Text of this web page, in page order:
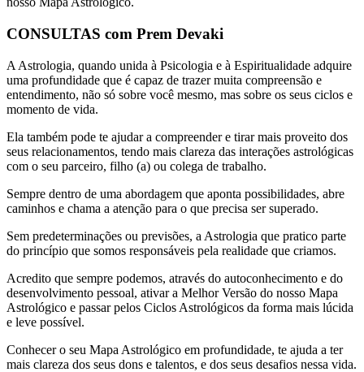
CONSULTAS com Prem Devaki​
A Astrologia, quando unida à Psicologia e à Espiritualidade adquire
uma profundidade que é capaz de trazer muita compreensão e
entendimento, não só sobre você mesmo, mas sobre os seus ciclos e
momento de vida.
Ela também pode te ajudar a compreender e tirar mais proveito dos
seus relacionamentos, tendo mais clareza das interações astrológicas
com o seu parceiro, filho (a) ou colega de trabalho.
Sempre dentro de uma abordagem que aponta possibilidades, abre
caminhos e chama a atenção para o que precisa ser superado.
Sem predeterminações ou previsões, a Astrologia que pratico parte
do princípio que somos responsáveis pela realidade que criamos.
Acredito que sempre podemos, através do autoconhecimento e do
desenvolvimento pessoal, ativar a Melhor Versão do nosso Mapa
Astrológico e passar pelos Ciclos Astrológicos da forma mais lúcida
e leve possível.
Conhecer o seu Mapa Astrológico em profundidade, te ajuda a ter
mais clareza dos seus dons e talentos, e dos seus desafios nessa vida.